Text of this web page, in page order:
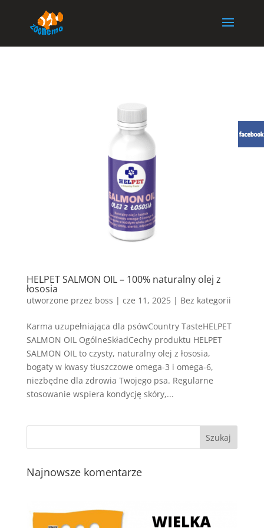
HELPET SALMON OIL – 100% naturalny olej z
łososia
utworzone przez boss | cze 11, 2025| Bez kategorii
Karma uzupełniająca dla psówCountry TasteHELPET
SALMON OIL OgólneSkładCechy produktu HELPET
SALMON OIL to czysty, naturalny olej z łososia,
bogaty w kwasy tłuszczowe omega-3 i omega-6,
niezbędne dla zdrowia Twojego psa. Regularne
stosowanie wspiera kondycję skóry,...
Najnowsze komentarze